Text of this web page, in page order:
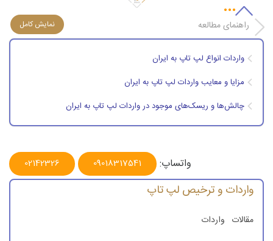
راهنمای مطالعه
واردات انواع لپ تاپ به ایران
مزایا و معایب واردات لپ تاپ به ایران
چالش‌ها و ریسک‌های موجود در واردات لپ تاپ به ایران
مدارک و مجوزهای لازم برای واردات لپ تاپ به ایران
مراحل واردات لپ تاپ به ایران
تحقیقات و بازاریابی
آماده‌سازی مدارک و برآورد هزینه‌ها
واتساپ: 09018317541
02142326
واردات و ترخیص لپ تاپ
مقالات واردات